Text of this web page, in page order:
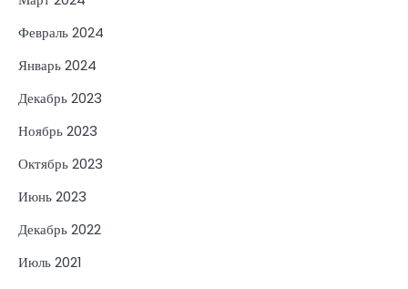
Февраль 2024
Январь 2024
Декабрь 2023
Ноябрь 2023
Октябрь 2023
Июнь 2023
Декабрь 2022
Июль 2021